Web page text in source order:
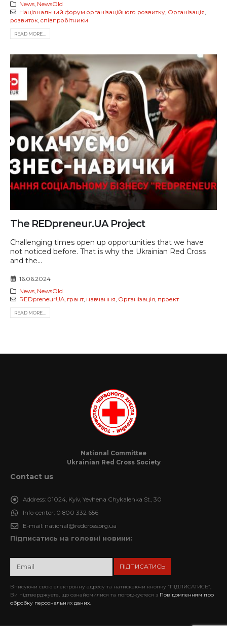
News, NewsOld
Національний форум організаційного розвитку, Організація,
розвиток, співпробітники
READ MORE...
The REDpreneur.UA Project
Challenging times open up opportunities that we have
not noticed before. That is why the Ukrainian Red Cross
and the...
16.06.2024
News, NewsOld
REDpreneurUA, грант, навчання Організація проект
READ MORE...
National Committee
Ukrainian Red Cross Society
Contact us
Address: 01024, Kyiv, Yevhena Chykalenka St., 30
Info-center: 0 800 332 656
E-mail: national@redcross.org.ua
Підписатись на головні новини:
Вписуючи свою електронну адресу та натискаючи кнопку “ПІДПИСАТИСЬ”,
Ви підтверджуєте, що ознайомилися та погоджуєтеся з Повідомленням про
обробку персональних даних.